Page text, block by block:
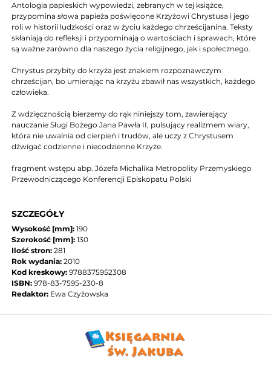
Antologia papieskich wypowiedzi, zebranych w tej książce,
przypomina słowa papieża poświęcone Krzyżowi Chrystusa i jego
roli w historii ludzkości oraz w życiu każdego chrześcijanina. Teksty
skłaniają do refleksji i przypominają o wartościach i sprawach, które
są ważne zarówno dla naszego życia religijnego, jak i społecznego.
Chrystus przybity do krzyża jest znakiem rozpoznawczym
chrześcijan, bo umierając na krzyżu zbawił nas wszystkich, każdego
człowieka.
Z wdzięcznością bierzemy do rąk niniejszy tom, zawierający
nauczanie Sługi Bożego Jana Pawła II, pulsujący realizmem wiary,
która nie uwalnia od cierpień i trudów, ale uczy z Chrystusem
dźwigać codzienne i niecodzienne Krzyże.
fragment wstępu abp. Józefa Michalika Metropolity Przemyskiego
Przewodniczącego Konferencji Episkopatu Polski
SZCZEGÓŁY
Wysokość [mm]: 190
Szerokość [mm]: 130
Ilość stron: 281
Rok wydania: 2010
Kod kreskowy: 9788375952308
ISBN: 978-83-7595-230-8
Redaktor: Ewa Czyżowska